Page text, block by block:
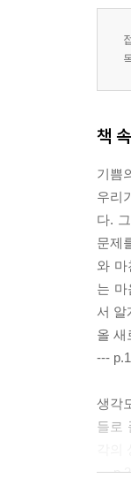
책
기쁨
우리
다.
문제
와 마
는 마
서 알
올 새
---
생각
들로
---